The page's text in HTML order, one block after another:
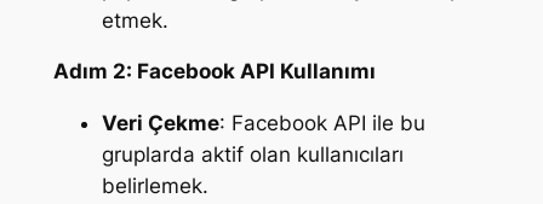
etmek.
Adım 2: Facebook API Kullanımı
Veri Çekme: Facebook API ile bu
gruplarda aktif olan kullanıcıları
belirlemek.